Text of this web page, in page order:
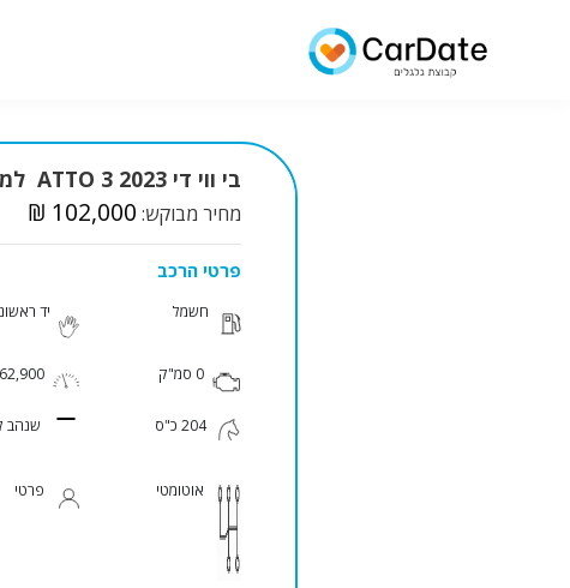
בי ווי די ATTO 3 2023 למכירה
מחיר מבוקש: ₪ 102,000
פרטי הרכב
חשמל יד
0 סמ"ק 62,900 ק"מ
204 כ"ס שנהב
אוטומטי פרטי